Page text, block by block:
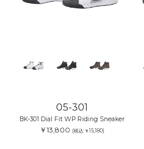
05-301
BK-301 Dial Fit WP Riding Sneaker
￥13,800 (税込:￥15,180)